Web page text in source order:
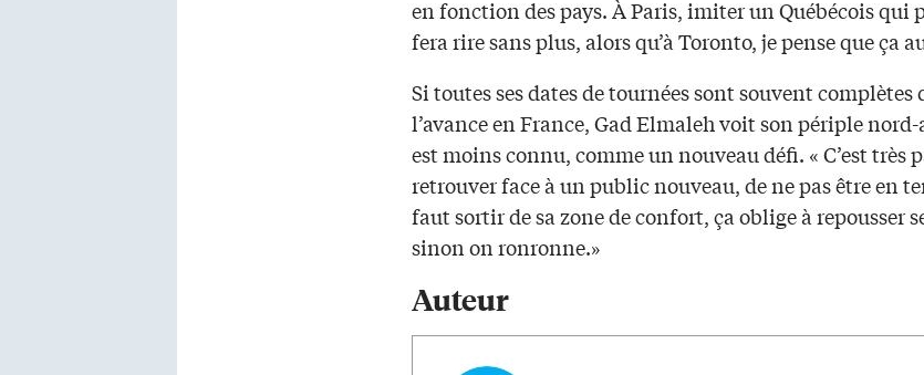
en fonction des pays. À Paris, imiter un Québécois qui
fera rire sans plus, alors qu’à Toronto, je pense que ça
Si toutes ses dates de tournées sont souvent complètes
l’avance en France, Gad Elmaleh voit son périple
est moins connu, comme un nouveau défi. « C’est très
retrouver face à un public nouveau, de ne pas être en
faut sortir de sa zone de confort, ça oblige à repousser
sinon on ronronne.»
Auteur